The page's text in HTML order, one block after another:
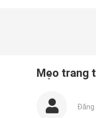
Mẹo trang
Đăng